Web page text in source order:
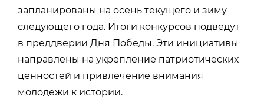
запланированы на осень текущего и зиму
следующего года. Итоги конкурсов подведут
в преддверии Дня Победы. Эти инициативы
направлены на укрепление патриотических
ценностей и привлечение внимания
молодежи к истории.